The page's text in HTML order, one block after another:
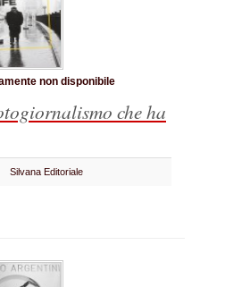
non disponibile
che ha
Silvana Editoriale